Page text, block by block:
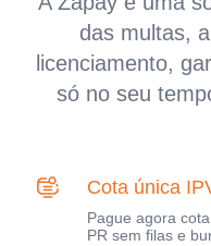
das multas,
licenciamento,
só no seu
Cota única
Pague agora
PR sem filas e